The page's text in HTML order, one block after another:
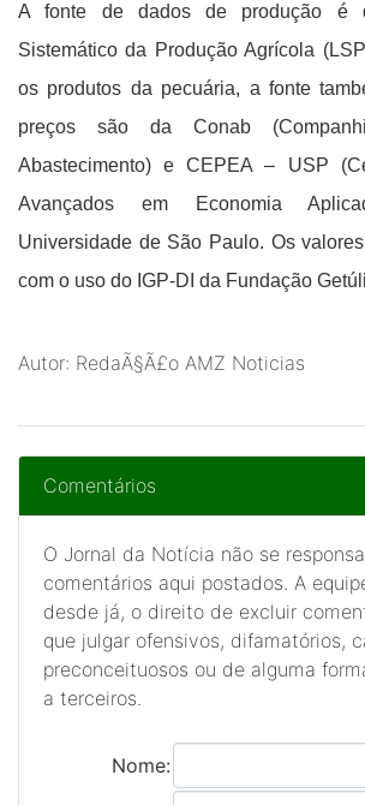
A fonte de dados de produção é
Sistemático da Produção Agrícola
os produtos da pecuária, a fonte
preços são da Conab
Abastecimento) e CEPEA – USP
Avançados em Economia
Universidade de São Paulo. Os
com o uso do IGP-DI da Fundação
Autor: RedaÃ§Ã£o AMZ Noticias
Comentários
O Jornal da Notícia não se
comentários aqui postados. A
desde já, o direito de excluir
que julgar ofensivos, difamatórios,
preconceituosos ou de alguma
a terceiros.
Nome: